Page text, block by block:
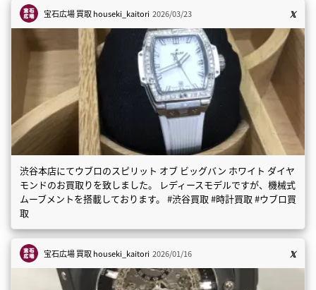
宝石広場 買取houseki_kaitori 2026/03/23
渋谷本店にてウブロのスピリット オブ ビッグバン ホワイト ダイヤ
モンドのお買取りを致しました。 レディースモデルですが、機械式
ムーブメントを搭載しております。 #渋谷買取 #時計買取 #ウブロ買
取
宝石広場 買取houseki_kaitori 2026/01/16